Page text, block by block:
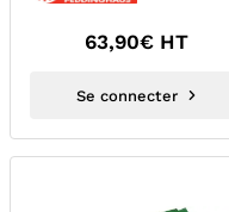
63,90€ HT
Se connecter